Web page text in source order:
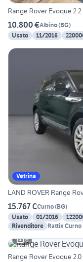
Range Rover Evoque
10.800 €Albino(BG)
Usato
11/2016
Vetrina
LAND ROVER Range
15.767 €Curno(BG)
Usato
01/2016
Rivenditore Rattix Curno
6
Range Rover Evoque